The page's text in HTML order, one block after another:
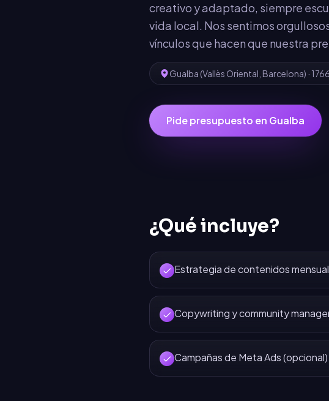
creativo y adaptado, siempre
vida local. Nos sentimos
vínculos que hacen que nuestra
Gualba (Vallès Oriental Barcelona) · 1766
Pide presupuesto en Gualba
¿Qué incluye?
Estrategia de contenidos mensual
Copywriting y community
Campañas de Meta Ads (opcional)